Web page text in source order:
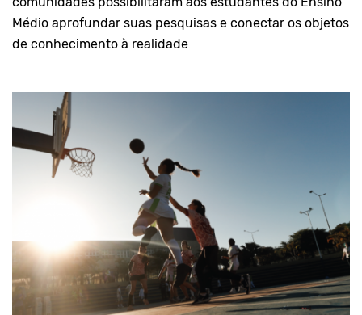
Médio aprofundar suas pesquisas e conectar os objetos
de conhecimento à realidade